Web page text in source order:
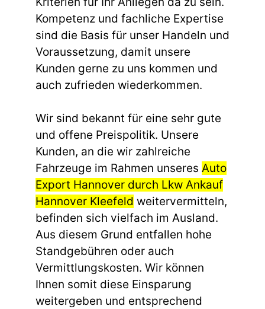
Kompetenz und fachliche Expertise
sind die Basis für unser Handeln und
Voraussetzung, damit unsere
Kunden gerne zu uns kommen und
auch zufrieden wiederkommen.
Wir sind bekannt für eine sehr gute
und offene Preispolitik. Unsere
Kunden, an die wir zahlreiche
Fahrzeuge im Rahmen unseres Auto
Export Hannover durch Lkw Ankauf
Hannover Kleefeld weitervermitteln,
befinden sich vielfach im Ausland.
Aus diesem Grund entfallen hohe
Standgebühren oder auch
Vermittlungskosten. Wir können
Ihnen somit diese Einsparung
weitergeben und entsprechend